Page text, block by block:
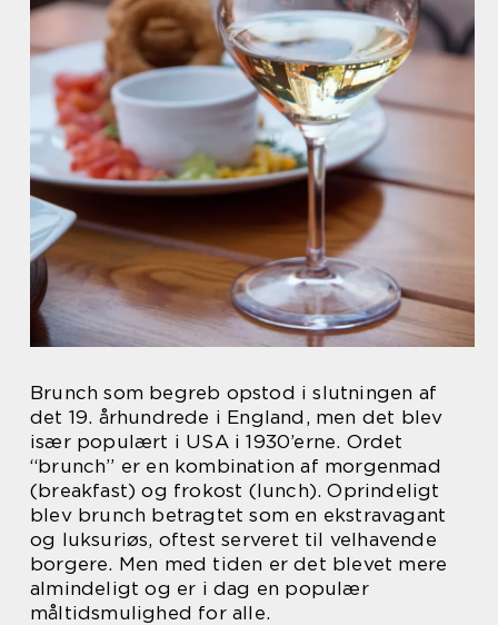
Brunch som begreb opstod i slutningen af
det 19. århundrede i England, men det blev
især populært i USA i 1930’erne. Ordet
“brunch” er en kombination af morgenmad
(breakfast) og frokost (lunch). Oprindeligt
blev brunch betragtet som en ekstravagant
og luksuriøs, oftest serveret til velhavende
borgere. Men med tiden er det blevet mere
almindeligt og er i dag en populær
måltidsmulighed for alle.